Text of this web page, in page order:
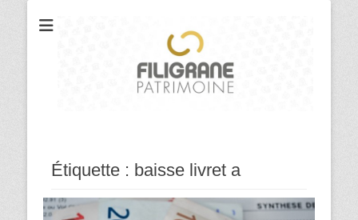
Étiquette : baisse livret a